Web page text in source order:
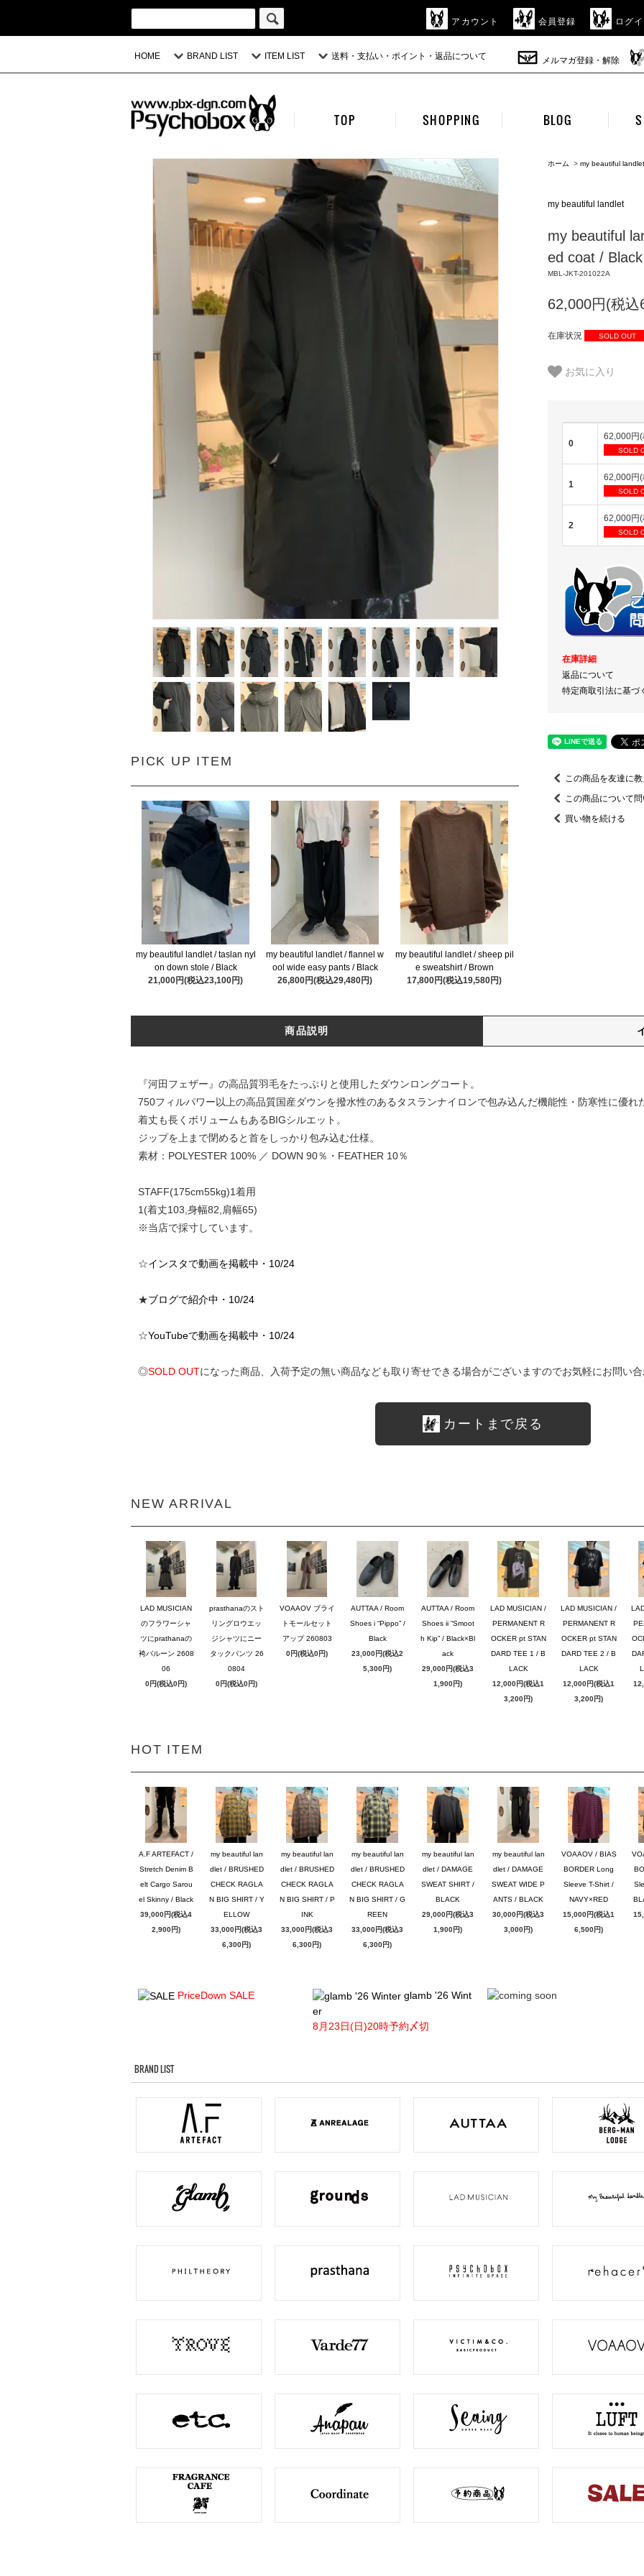
アカウント 会員登録 ログ
HOME BRAND LIST ITEM LIST 送料・支払い・ポイント・返品について メルマガ登録・解除
TOP SHOPPING BLOG
PICK UP ITEM
my beautiful landlet / taslan nyl
on down stole / Black
21,000円(税込23,100円)
my beautiful landlet / flannel w
ool wide easy pants / Black
26,800円(税込29,480円)
my beautiful landlet / sheep pil
e sweatshirt / Brown
17,800円(税込19,580円)
ホーム > my beautiful landlet
my beautiful landlet
my beautiful
ed coat / Black
MBL-JKT-201022A
62,000円(税込
在庫状況 SOLD OUT
お気に入り
0
62,000円
SOLD
1
62,000円
SOLD
2
62,000円
SOLD
在庫詳細
返品について
特定商取引法に基づ
この商品を友達に
この商品について
買い物を続ける
商品説明
『河田フェザー』の高品質羽毛をたっぷりと使用したダウンロングコート。
750フィルパワー以上の高品質国産ダウンを撥水性のあるタスランナイロンで包み込んだ機能性・防寒性に優れ
着丈も長くボリュームもあるBIGシルエット。
ジップを上まで閉めると首をしっかり包み込む仕様。
素材：POLYESTER 100% ／ DOWN 90％・FEATHER 10％
STAFF(175cm55kg)1着用
1(着丈103,身幅82,肩幅65)
※当店で採寸しています。
☆インスタで動画を掲載中・10/24
★ブログで紹介中・10/24
☆YouTubeで動画を掲載中・10/24
◎SOLD OUTになった商品、入荷予定の無い商品なども取り寄せできる場合がございますのでお気軽にお問い合
カートまで戻る
NEW ARRIVAL
LAD MUSICIAN
のフラワーシャ
ツにprathanaの
袴バルーン 2608
06
0円(税込0円)
prasthanaのスト
リングロウエッ
ジシャツにニー
タックパンツ 26
0804
0円(税込0円)
VOAAOV ブライ
トモールセット
アップ 260803
0円(税込0円)
AUTTAA / Room
Shoes i “Pippo” /
Black
23,000円(税込2
5,300円)
AUTTAA / Room
Shoes ii “Smoot
h Kip” / Black×Bl
ack
29,000円(税込3
1,900円)
LAD MUSICIAN /
PERMANENT R
OCKER pt STAN
DARD TEE 1 / B
LACK
12,000円(税込1
3,200円)
LAD MUSICIAN /
PERMANENT R
OCKER pt STAN
DARD TEE 2 / B
LACK
12,000円(税込1
3,200円)
HOT ITEM
A.F ARTEFACT /
Stretch Denim B
elt Cargo Sarou
el Skinny / Black
39,000円(税込4
2,900円)
my beautiful lan
dlet / BRUSHED
CHECK RAGLA
N BIG SHIRT / Y
ELLOW
33,000円(税込3
6,300円)
my beautiful lan
dlet / BRUSHED
CHECK RAGLA
N BIG SHIRT / P
INK
33,000円(税込3
6,300円)
my beautiful lan
dlet / BRUSHED
CHECK RAGLA
N BIG SHIRT / G
REEN
33,000円(税込3
6,300円)
my beautiful lan
dlet / DAMAGE
SWEAT SHIRT /
BLACK
29,000円(税込3
1,900円)
my beautiful lan
dlet / DAMAGE
SWEAT WIDE P
ANTS / BLACK
30,000円(税込3
3,000円)
VOAAOV / BIAS
BORDER Long
Sleeve T-Shirt /
NAVY×RED
15,000円(税込1
6,500円)
PriceDown SALE
glamb '26 Wint
er
8月23日(日)20時予約〆切
BRAND LIST